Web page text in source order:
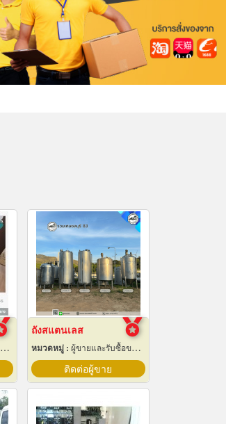
ถังสแตนเลส
หมวดหมู่ : ผู้ขายและรับซื้อของเก่าและเศษเหล็ก
ติดต่อผู้ขาย